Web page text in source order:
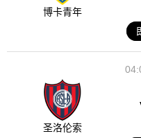
博卡青年
圣洛伦索